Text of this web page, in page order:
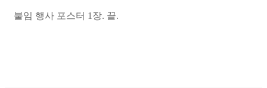
붙임 행사 포스터 1 장. 끝.